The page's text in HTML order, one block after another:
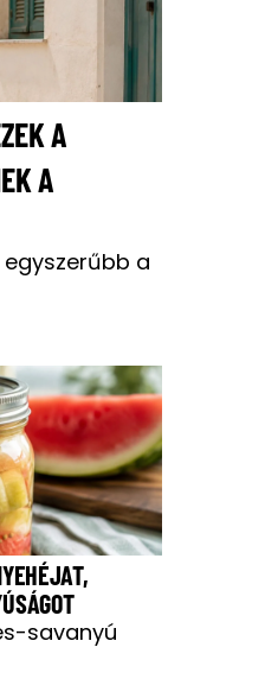
A
A
egyszerűbb a
savanyú